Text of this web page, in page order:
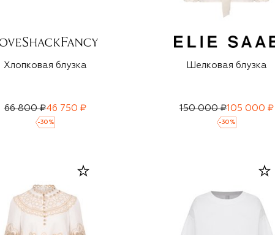
Хлопковая блузка
66 800 ₽46 750 ₽
-30 %
Шелковая блузка
150 000 ₽105 000 ₽
-30 %